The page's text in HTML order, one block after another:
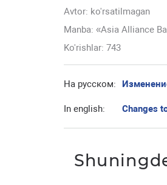
Avtor: ko'rsatilmagan
Manba: «Asia Alliance
Ko'rishlar: 743
На русском:
In english: Changes